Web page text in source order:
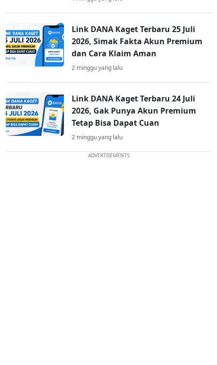
Link DANA Kaget Terbaru 25 Juli
2026, Simak Fakta Akun Premium
dan Cara Klaim Aman
2 minggu yang lalu
Link DANA Kaget Terbaru 24 Juli
2026, Gak Punya Akun Premium
Tetap Bisa Dapat Cuan
2 minggu yang lalu
ADVERTISEMENTS